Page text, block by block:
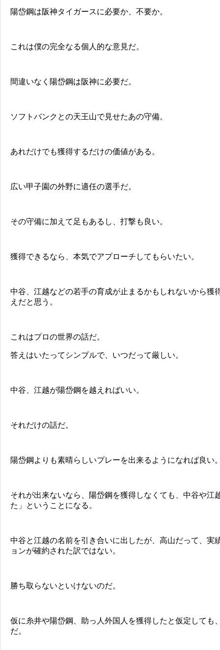
陽岱鋼は阪神タイガースに必要か、不要か。
これは僕の完全なる個人的な意見だ。
間違いなく陽岱鋼は阪神に必要だ。
ソフトバンクとの天王山で見せたあの守備。
あれだけでも獲得するだけの価値がある。
広い甲子園の外野に適任の選手だ。
その守備に加えて足もあるし、打撃も良い。
獲得できるなら、本気でアプローチしてもらいたい。
中谷、江越などの若手の育成が止まるかもしれないから獲
えだと思う。
これはプロの世界の話だ。
答えはいたってシンプルで、いつだって厳しい。
中谷、江越が陽岱鋼を越えればいい。
それだけの話だ。
陽岱鋼よりも素晴らしいプレーを出来るようになれば良い
それが出来ないなら、陽岱鋼を獲得しなくても、中谷や江
た」ということになる。
中谷と江越の名前を引き合いに出したが、高山だって、実
ョンが確約された訳ではない。
勝ち取らないといけないのだ。
仮に糸井や陽岱鋼、助っ人外国人を獲得したと仮定しても
だ。